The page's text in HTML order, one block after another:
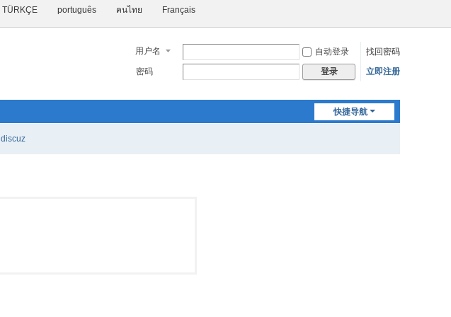
TÜRKÇE português คนไทย Français
用户名 自动登录
找回密码
密码
登录 立即注册
快捷导航
discuz